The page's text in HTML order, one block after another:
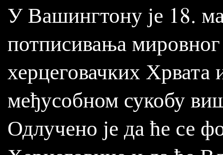
У Вашингтону је 18.
потписивања
херцеговачких
међусобном сукобу
Одлучено је да ће се